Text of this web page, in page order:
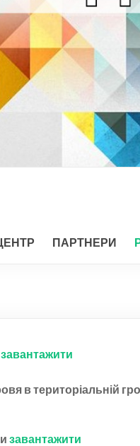
ПАРТНЕРИ
завантажити
в територіальній
завантажити